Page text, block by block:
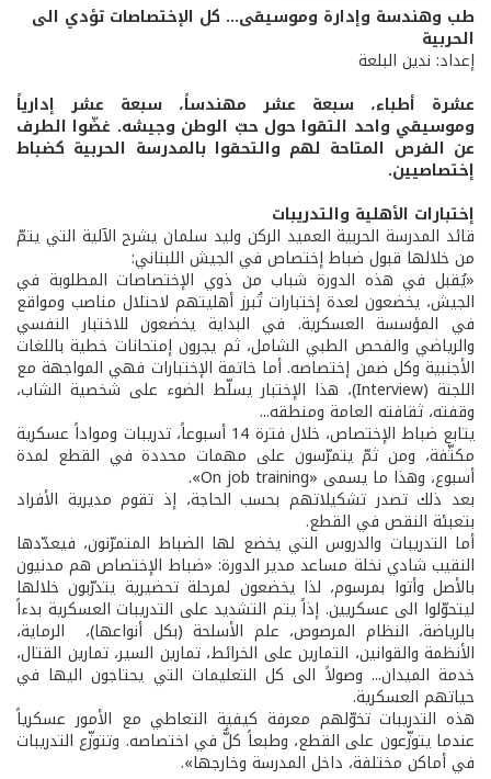
طب وهندسة وإدارة وموسيقى... كل الإختصاصات تؤدي الى
الحربية
إعداد: ندين البلعة
عشرة أطباء، سبعة عشر مهندساً، سبعة عشر إدارياً
وموسيقي واحد التقوا حول حبّ الوطن وجيشه. غضّوا الطرف
عن الفرص المتاحة لهم والتحقوا بالمدرسة الحربية كضباط
إختصاصيين.
إختبارات الأهلية والتدريبات
قائد المدرسة الحربية العميد الركن وليد سلمان يشرح الآلية التي يتمّ
من خلالها قبول ضباط إختصاص في الجيش اللبناني:
«يُقبل في هذه الدورة شباب من ذوي الإختصاصات المطلوبة في
الجيش، يخضعون لعدة إختبارات تُبرز أهليتهم لاحتلال مناصب ومواقع
في المؤسسة العسكرية. في البداية يخضعون للاختبار النفسي
والرياضي والفحص الطبي الشامل، ثم يجرون إمتحانات خطية باللغات
الأجنبية وكل ضمن إختصاصه. أما خاتمة الإختبارات فهي المواجهة مع
اللجنة (Interview)، هذا الإختبار يسلّط الضوء على شخصية الشاب،
وقفته، ثقافته العامة ومنطقه...
يتابع ضباط الإختصاص، خلال فترة 14 أسبوعاً، تدريبات ومواداً عسكرية
مكثّفة، ومن ثمّ يتمرّسون على مهمات محددة في القطع لمدة
أسبوع، وهذا ما يسمى «On job training».
بعد ذلك تصدر تشكيلاتهم بحسب الحاجة، إذ تقوم مديرية الأفراد
بتعبئة النقص في القطع.
أما التدريبات والدروس التي يخضع لها الضباط المتمرّنون، فيعدّدها
النقيب شادي نخلة مساعد مدير الدورة: «ضباط الإختصاص هم مدنيون
بالأصل وأتوا بمرسوم، لذا يخضعون لمرحلة تحضيرية يتدرّبون خلالها
ليتحوّلوا الى عسكريين. إذاً يتم التشديد على التدريبات العسكرية بدءاً
بالرياضة، النظام المرصوص، علم الأسلحة (بكل أنواعها)، الرماية،
الأنظمة والقوانين، التمارين على الخرائط، تمارين السير، تمارين القتال،
خدمة الميدان... وصولاً الى كل التعليمات التي يحتاجون اليها في
حياتهم العسكرية.
هذه التدريبات تخوّلهم معرفة كيفية التعاطي مع الأمور عسكرياً
عندما يتوزّعون على القطع، وطبعاً كلٌّ في اختصاصه. وتتوزّع التدريبات
في أماكن مختلفة، داخل المدرسة وخارجها».